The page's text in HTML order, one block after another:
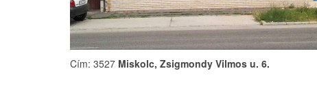
Cím: 3527 Miskolc, Zsigmondy Vilmos u. 6.